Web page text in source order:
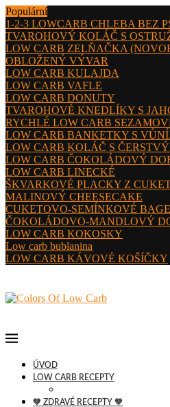
Populární
1-2-3 LOWCARB CHLEBA BEZ
TVAROHOVÝ KOLÁČ S
LOW CARB ZELŇAČKA
OBLOŽENÝ VÝVAR
LOW CARB KULAJDA
LOW CARB VAFLE
LOW CARB DONUTY
TVAROHOVÉ KNEDLÍKY S
RYCHLÉ LOW CARB
LOW CARB BANKETKY S
LOW CARB KOLÁČ S
LOW CARB ČOKOLÁDOVÝ
LOW CARB LINECKÉ
ŠKVARKOVÉ PLACKY Z
MALINOVÝ CHEESECAKE
CUKETOVO-SEMÍNKOVÉ
ČOKOLÁDOVO-MANDLOVÝ
LOW CARB KOKOSKY
Low carb bublanina
LOW CARB KÁVOVÉ KOŠÍČKY
ÚVOD
LOW CARB RECEPTY
💚 ZDRAVÉ RECEPTY 💚